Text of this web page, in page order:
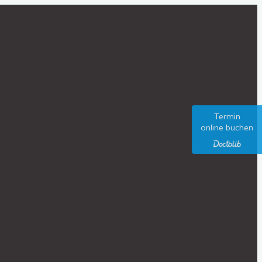
Termin
online buchen